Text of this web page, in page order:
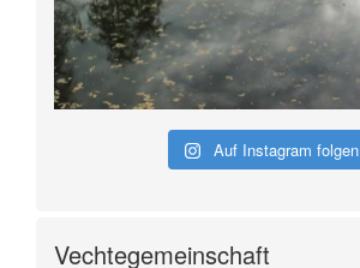
Auf Instagram folgen
Vechtegemeinschaft